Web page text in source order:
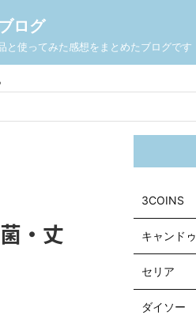
ログ
使ってみた感想をまとめたブログです
・丈
3COINS
キャンドゥ
セリア
ダイソー